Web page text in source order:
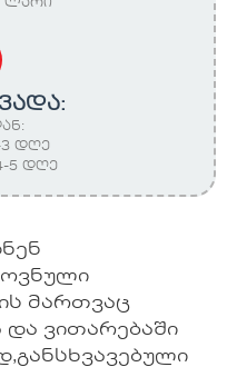
ლარი
დღე
5 დღე
მართვაც
ვითარებაში